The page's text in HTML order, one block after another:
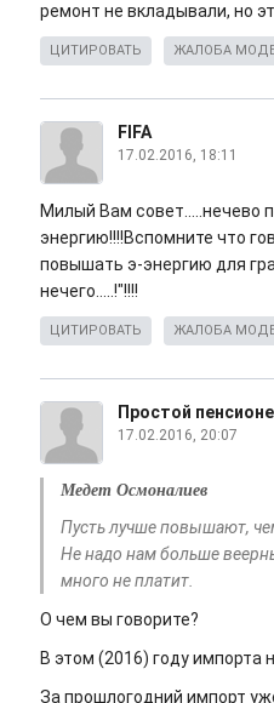
ремонт не вкладывали, но
ЦИТИРОВАТЬ ЖАЛОБА
FIFA
17.02.2016, 18:11
Милый Вам совет.....нечево
энергию!!!!Вспомните что
повышать э-энергию для
нечего.....!"!!!!
ЦИТИРОВАТЬ ЖАЛОБА
Простой
17.02.2016, 20:07
Медет Осмоналиев
Пусть лучше повышают,
Не надо нам больше
много не платит.
О чем вы говорите?
В этом (2016) году импорта
За прошлогодний импорт